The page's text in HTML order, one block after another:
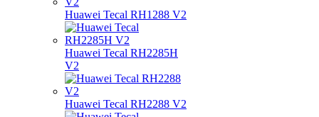
Huawei Tecal RH1288 V2
Huawei Tecal RH2285H
V2
Huawei Tecal RH2288 V2